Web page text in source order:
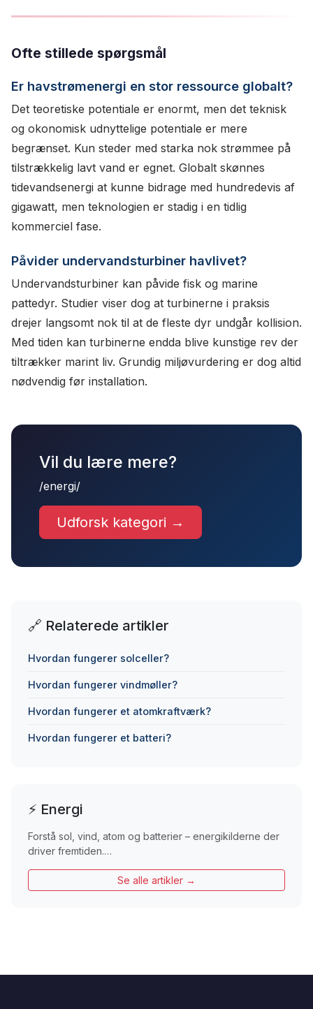
Ofte stillede spørgsmål
Er havstrømenergi en stor ressource globalt?
Det teoretiske potentiale er enormt, men det teknisk
og okonomisk udnyttelige potentiale er mere
begrænset. Kun steder med starka nok strømmee på
tilstrækkelig lavt vand er egnet. Globalt skønnes
tidevandsenergi at kunne bidrage med hundredevis af
gigawatt, men teknologien er stadig i en tidlig
kommerciel fase.
Påvider undervandsturbiner havlivet?
Undervandsturbiner kan påvide fisk og marine
pattedyr. Studier viser dog at turbinerne i praksis
drejer langsomt nok til at de fleste dyr undgår kollision.
Med tiden kan turbinerne endda blive kunstige rev der
tiltrækker marint liv. Grundig miljøvurdering er dog altid
nødvendig før installation.
Vil du lære mere?
/energi/
Udforsk kategori →
🔗 Relaterede artikler
Hvordan fungerer solceller?
Hvordan fungerer vindmøller?
Hvordan fungerer et atomkraftværk?
Hvordan fungerer et batteri?
⚡ Energi
Forstå sol, vind, atom og batterier – energikilderne der
driver fremtiden.…
Se alle artikler →